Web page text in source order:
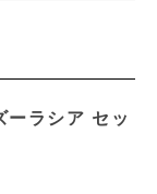
ーラシア セッ